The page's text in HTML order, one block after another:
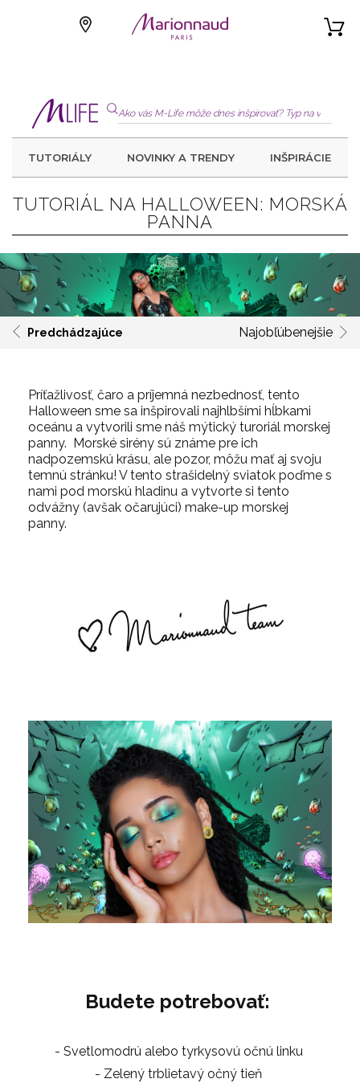
TUTORIÁLY NOVINKY A TRENDY INŠPIRÁCIE
TUTORIÁL NA HALLOWEEN: MORSKÁ
PANNA
Predchádzajúce Najobľúbenejšie
Príťažlivosť, čaro a príjemná nezbednosť, tento
Halloween sme sa inšpirovali najhlbšími hĺbkami
oceánu a vytvorili sme náš mýtický turoriál morskej
panny. Morské sirény sú známe pre ich
nadpozemskú krásu, ale pozor, môžu mať aj svoju
temnú stránku! V tento strašidelný sviatok poďme s
nami pod morskú hladinu a vytvorte si tento
odvážny (avšak očarujúci) make-up morskej
panny.
Budete potrebovať:
- Svetlomodrú alebo tyrkysovú očnú linku
- Zelený trblietavý očný tieň